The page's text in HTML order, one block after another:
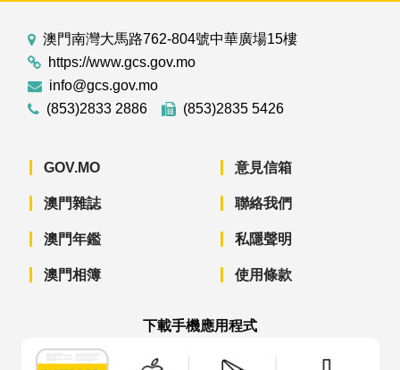
澳門南灣大馬路762-804號中華廣場15樓
https://www.gcs.gov.mo
info@gcs.gov.mo
(853)2833 2886
(853)2835 5426
GOV.MO
澳門雜誌
澳門年鑑
澳門相簿
意見信箱
聯絡我們
私隱聲明
使用條款
下載手機應用程式